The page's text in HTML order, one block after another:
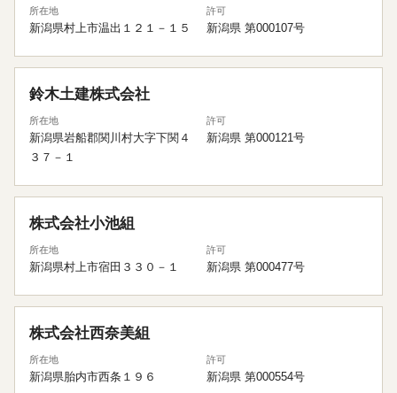
所在地
新潟県村上市温出１２１－１５
許可
新潟県 第000107号
鈴木土建株式会社
所在地
新潟県岩船郡関川村大字下関４
３７－１
許可
新潟県 第000121号
株式会社小池組
所在地
新潟県村上市宿田３３０－１
許可
新潟県 第000477号
株式会社西奈美組
所在地
新潟県胎内市西条１９６
許可
新潟県 第000554号